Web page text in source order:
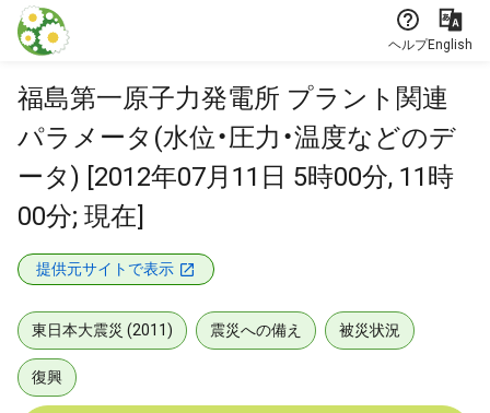
本文に飛ぶ
ヘルプEnglish
福島第一原子力発電所 プラント関連
パラメータ(水位・圧力・温度などのデ
ータ) [2012年07月11日 5時00分, 11時
00分; 現在]
提供元サイトで表示
東日本大震災 (2011) 震災への備え 被災状況
復興